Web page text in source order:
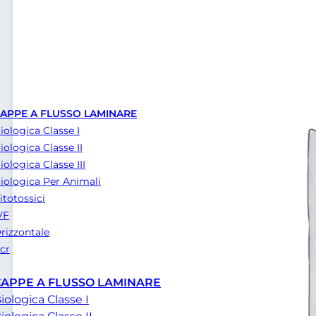
A FLUSSO LAMINARE
Classe I
Classe II
Classe III
Per Animali
A FLUSSO LAMINARE
Classe I